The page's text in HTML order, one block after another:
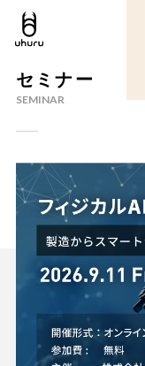
セミナー
SEMINAR